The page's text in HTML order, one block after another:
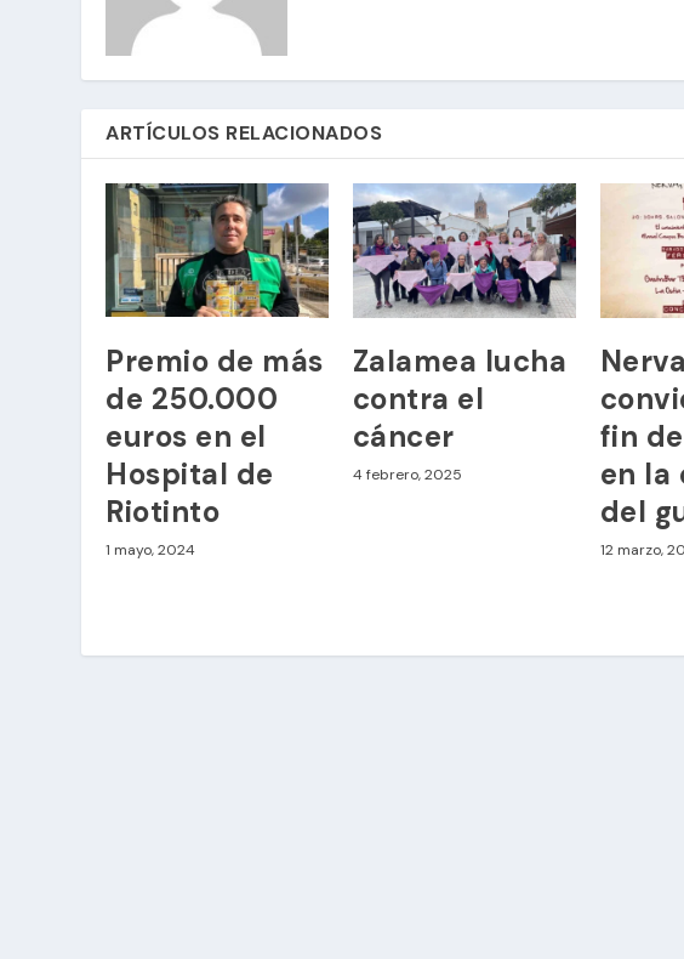
ARTÍCULOS RELACIONADOS
Premio de más
de 250.000
euros en el
Hospital de
Riotinto
1 mayo, 2024
Zalamea lucha
contra el
cáncer
4 febrero, 2025
fin
en la
del
12 marzo,